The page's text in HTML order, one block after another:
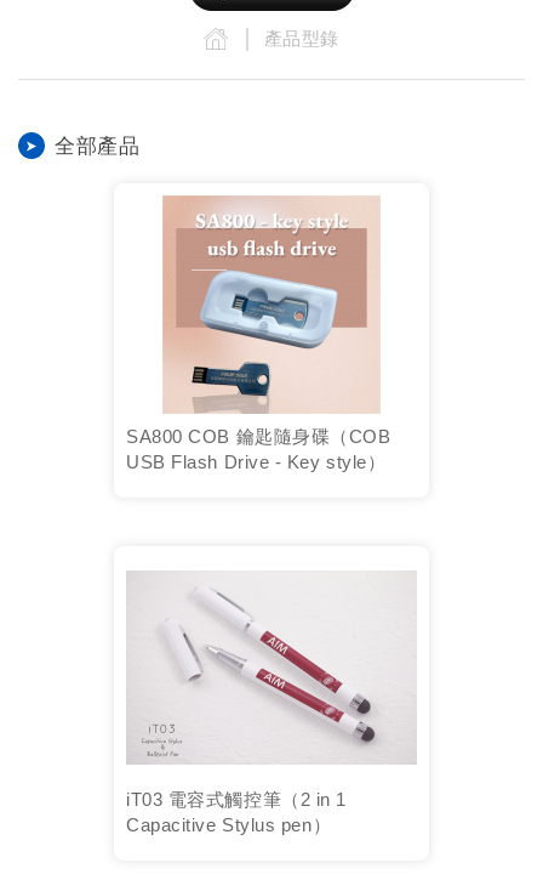
產品型錄
全部產品
SA800 COB 鑰匙隨身碟（COB
USB Flash Drive - Key style）
iT03 電容式觸控筆（2 in 1
Capacitive Stylus pen）